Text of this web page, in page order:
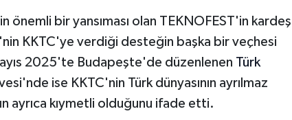
önemli bir yansıması olan TEKNOFEST'in kardeş
KKTC'ye verdiği desteğin başka bir veçhesi
2025'te Budapeşte'de düzenlenen Türk
ise KKTC'nin Türk dünyasının ayrılmaz
ayrıca kıymetli olduğunu ifade etti.